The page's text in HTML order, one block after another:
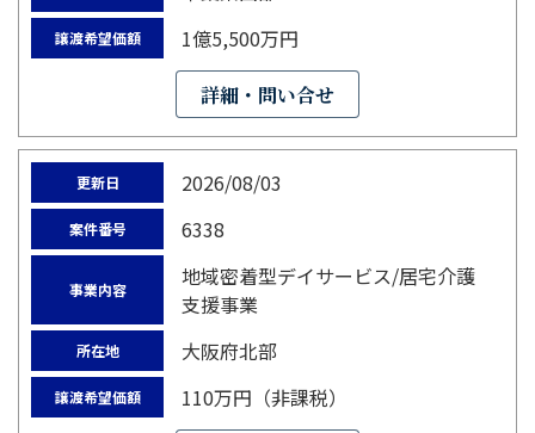
譲渡希望価額 1億5,500万円
詳細・問い合せ
更新日 2026/08/03
案件番号 6338
事業内容
地域密着型デイサービス/居宅介護
支援事業
所在地 大阪府北部
譲渡希望価額 110万円（非課税）